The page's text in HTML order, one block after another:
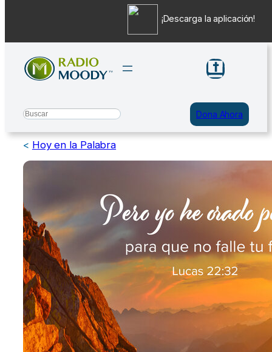
contenido
Search Dona Ahora
< Hoy en la Palabra
¡Descarga la aplicación!